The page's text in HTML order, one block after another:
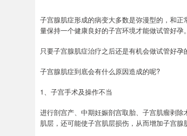
子宫腺肌症形成的病变大多数是弥漫型的，和
量保持一个健康良好的子宫环境才能做试管好孕。
只要子宫腺肌症治疗之后还是有机会做试管好孕
子宫腺肌症到底会有什么原因造成的呢?
1、子宫手术及操作不当
进行剖宫产、中期妊娠剖宫取胎、子宫肌瘤剥
肌层，还可能使子宫肌层损伤，从而增加子宫腺